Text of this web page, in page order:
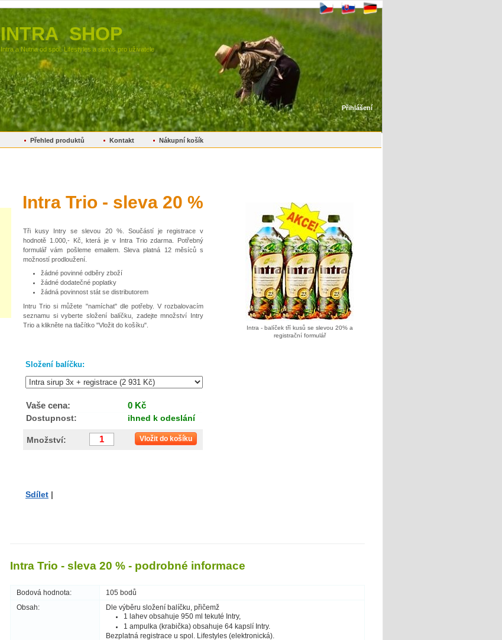
INTRA SHOP
Intra a Nutria od spol. Lifestyles a servis pro uživatele
Přihlášení
Přehled produktů Kontakt Nákupní košík
Intra - balíček tří kusů se slevou 20% a
registrační formulář
Intra Trio - sleva 20 %
Tři kusy Intry se slevou 20 %. Součástí je registrace v
hodnotě 1.000,- Kč, která je v Intra Trio zdarma. Potřebný
formulář vám pošleme emailem. Sleva platná 12 měsíců s
možností prodloužení.
žádné povinné odběry zboží
žádné dodatečné poplatky
žádná povinnost stát se distributorem
Intru Trio si můžete "namíchat" dle potřeby. V rozbalovacím
seznamu si vyberte složení balíčku, zadejte množství Intry
Trio a klikněte na tlačítko "Vložit do košíku".
Složení balíčku:
Vaše cena: 0 Kč
Dostupnost: ihned k odeslání
Vložit do košíku
Množství:
Sdílet
Intra Trio - sleva 20 % - podrobné informace
Bodová hodnota: 105 bodů
Obsah:
Dle výběru složení balíčku, přičemž
1 lahev obsahuje 950 ml tekuté Intry,
1 ampulka (krabička) obsahuje 64 kapslí Intry.
Bezplatná registrace u spol. Lifestyles (elektronická).